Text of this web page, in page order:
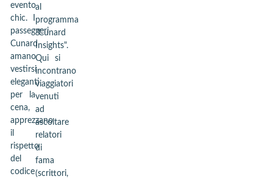
evento
chic. I
passeggeri
Cunard
amano
vestirsi
eleganti
per la
cena,
apprezzano
il
rispetto
del
codice
al
programma
"Cunard
Insights".
Qui si
incontrano
viaggiatori
venuti
ad
ascoltare
relatori
di
fama
(scrittori,